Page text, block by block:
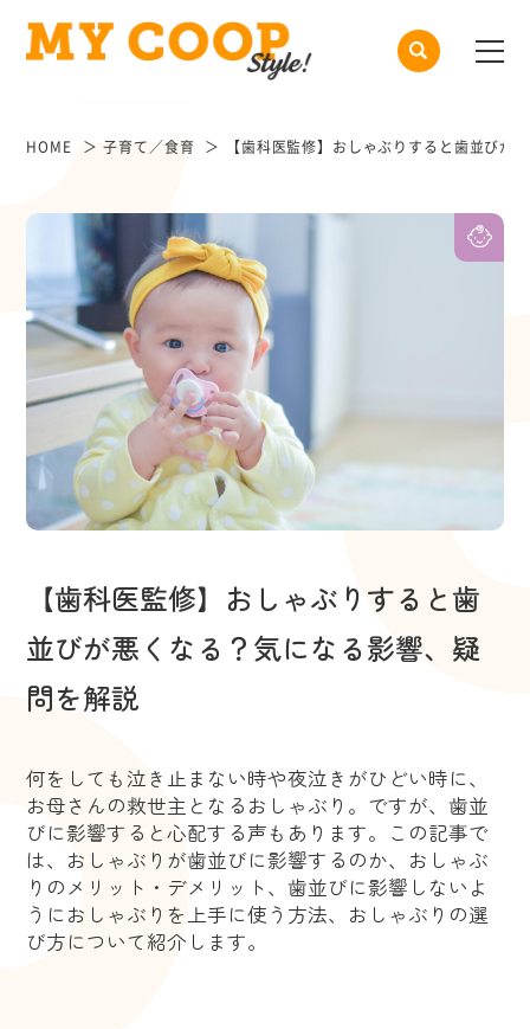
HOME 子育て／食育 【歯科医監修】おしゃぶりすると歯並びが
【歯科医監修】おしゃぶりすると歯
並びが悪くなる？気になる影響、疑
問を解説
何をしても泣き止まない時や夜泣きがひどい時に、
お母さんの救世主となるおしゃぶり。ですが、歯並
びに影響すると心配する声もあります。この記事で
は、おしゃぶりが歯並びに影響するのか、おしゃぶ
りのメリット・デメリット、歯並びに影響しないよ
うにおしゃぶりを上手に使う方法、おしゃぶりの選
び方について紹介します。